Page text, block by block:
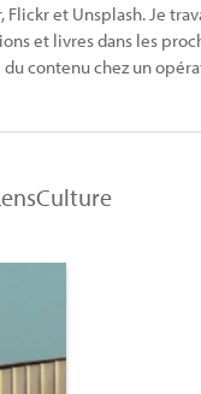
et Unsplash. Je
et livres dans les
contenu chez un